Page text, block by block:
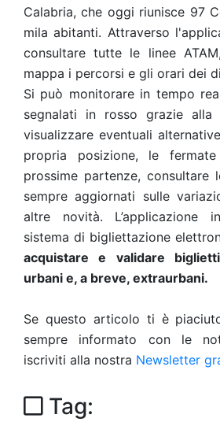
Calabria, che oggi riunisce 97
mila abitanti. Attraverso
consultare tutte le linee
mappa i percorsi e gli orari dei
Si può monitorare in tempo
segnalati in rosso grazie alla
visualizzare eventuali
propria posizione, le
prossime partenze, consultare
sempre aggiornati sulle
altre novità. L’applicazione
sistema di bigliettazione
acquistare e validare
urbani e, a breve, extraurbani.
Se questo articolo ti è
sempre informato con le
iscriviti alla nostra Newsletter
Tag: